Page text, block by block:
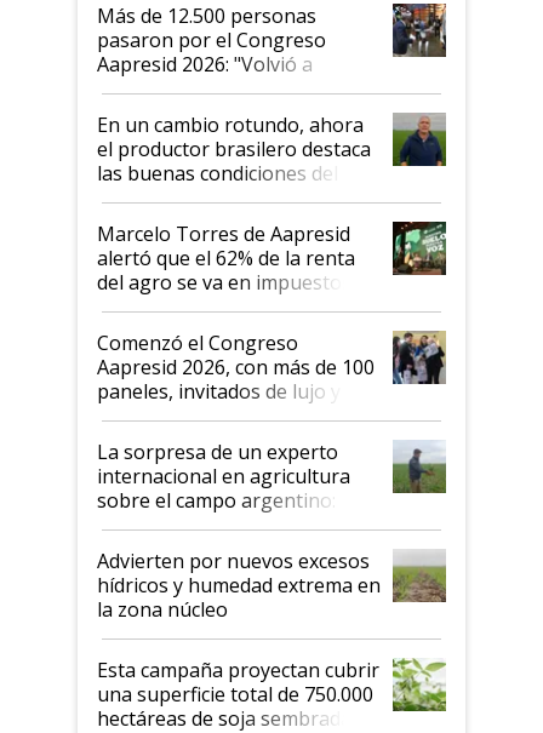
Más de 12.500 personas
pasaron por el Congreso
Aapresid 2026: "Volvió a
demostrar que hablar del
suelo es hablar de todo el
sistema productivo"
En un cambio rotundo, ahora
el productor brasilero destaca
las buenas condiciones del
agro argentino para invertir:
"Los veo más motivados"
Marcelo Torres de Aapresid
alertó que el 62% de la renta
del agro se va en impuestos:
"No es bueno que en
Argentina se sigan discutiendo
las mismas cosas de hace 50
años"
Comenzó el Congreso
Aapresid 2026, con más de 100
paneles, invitados de lujo y
todas las tendencias
La sorpresa de un experto
internacional en agricultura
sobre el campo argentino:
"Estoy muy impresionado"
Advierten por nuevos excesos
hídricos y humedad extrema en
la zona núcleo
Esta campaña proyectan cubrir
una superficie total de 750.000
hectáreas de soja sembradas